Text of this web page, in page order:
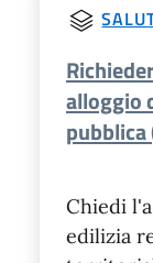
alloggio
pubblica
Chiedi
edilizia